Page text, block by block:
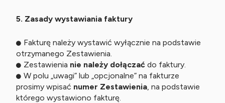
5. Zasady wystawiania faktury
Fakturę należy wystawić wyłącznie na podstawie
otrzymanego Zestawienia.
Zestawienia nie należy dołączać do faktury.
W polu „uwagi” lub „opcjonalne” na fakturze
prosimy wpisać numer Zestawienia, na podstawie
którego wystawiono fakturę.